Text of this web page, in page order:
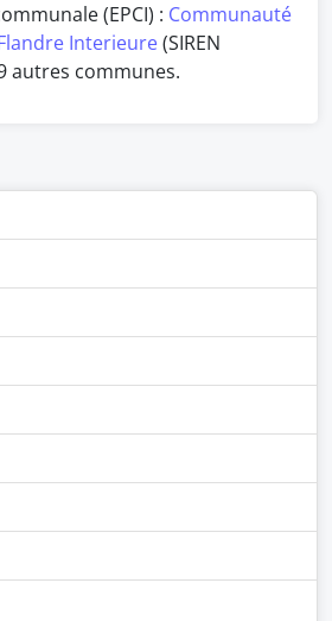
(EPCI) : Communauté
Interieure(SIREN
autres communes.